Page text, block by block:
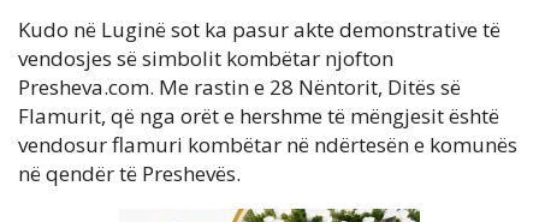
Kudo në Luginë sot ka pasur akte demonstrative të
vendosjes së simbolit kombëtar njofton
Presheva.com. Me rastin e 28 Nëntorit, Ditës së
Flamurit, që nga orët e hershme të mëngjesit është
vendosur flamuri kombëtar në ndërtesën e komunës
në qendër të Preshevës.